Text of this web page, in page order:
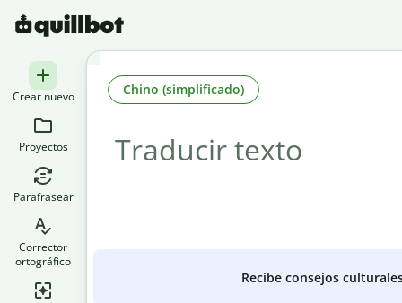
Crear nuevo
Proyectos
Parafrasear
Corrector
ortográfico
Chino (simplificado)
Recibe consejos